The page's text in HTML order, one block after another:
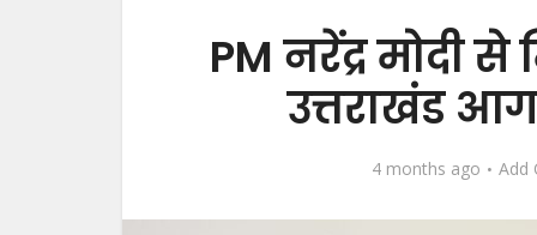
PM नरेंद्र मोदी
उत्तराखंड
4 months ago Add